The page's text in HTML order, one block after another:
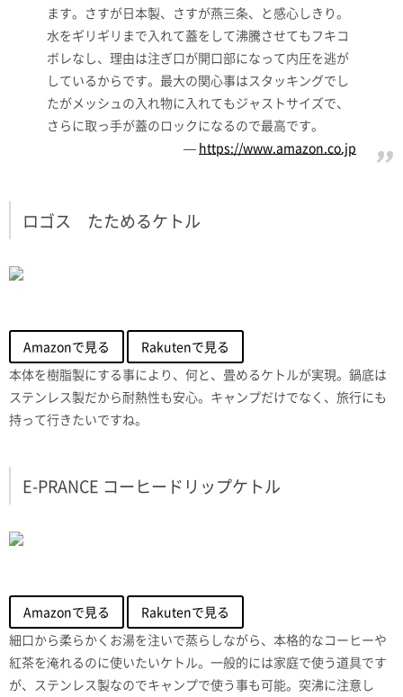
ます。さすが日本製、さすが燕三条、と感心しきり。
水をギリギリまで入れて蓋をして沸騰させてもフキコ
ボレなし、理由は注ぎ口が開口部になって内圧を逃が
しているからです。 最大の関心事はスタッキングでし
たがメッシュの入れ物に入れてもジャストサイズで、
さらに取っ手が蓋のロックになるので最高です。
https://www.amazon.co.jp
ロゴス たためるケトル
Amazonで見る
Rakutenで見る
本体を樹脂製にする事により、何と、畳めるケトルが実現。鍋底は
ステンレス製だから耐熱性も安心。キャンプだけでなく、旅行にも
持って行きたいですね。
E-PRANCE コーヒードリップケトル
Amazonで見る
Rakutenで見る
細口から柔らかくお湯を注いで蒸らしながら、本格的なコーヒーや
紅茶を淹れるのに使いたいケトル。一般的には家庭で使う道具です
が、ステンレス製なのでキャンプで使う事も可能。突沸に注意し